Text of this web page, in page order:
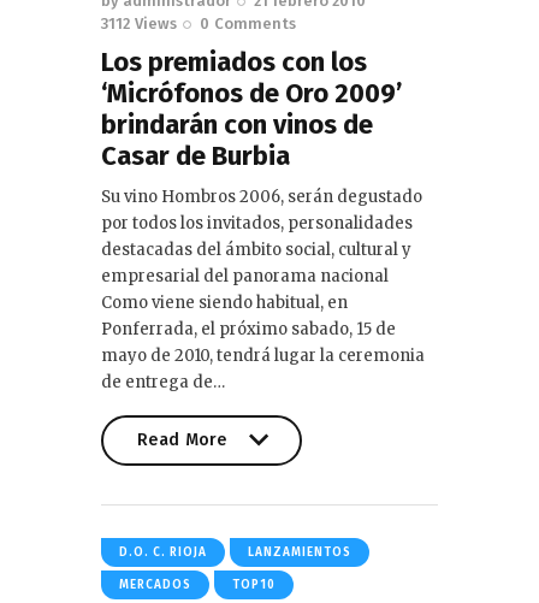
3112 Views 0 Comments
Los premiados con los
‘Micrófonos de Oro 2009’
brindarán con vinos de
Casar de Burbia
Su vino Hombros 2006, serán degustado
por todos los invitados, personalidades
destacadas del ámbito social, cultural y
empresarial del panorama nacional
Como viene siendo habitual, en
Ponferrada, el próximo sabado, 15 de
mayo de 2010, tendrá lugar la ceremonia
de entrega de…
Read More
D.O. C. RIOJA LANZAMIENTOS
MERCADOS TOP10